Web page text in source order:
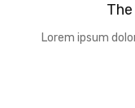
Lorem ipsum